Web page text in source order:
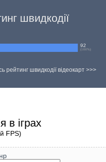
швидкодії
92
(100 %)
рейтинг швидкодії відеокарт >>>
в іграх
FPS)